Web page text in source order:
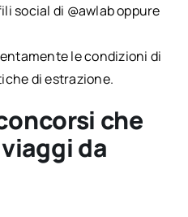
social di @awlab oppure
le condizioni di
di estrazione.
che
da